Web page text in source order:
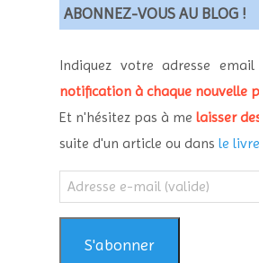
ABONNEZ-VOUS AU BLOG !
Indiquez votre adresse
notification à chaque nouvelle
Et n'hésitez pas à me laisser
suite d'un article ou dans le
Adresse
e-
mail
(valide)S'abonner